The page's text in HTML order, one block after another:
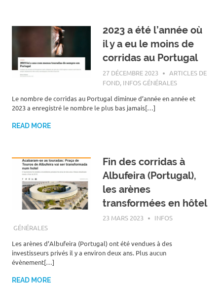
2023 a été l’année où
il y a eu le moins de
corridas au Portugal
27 DÉCEMBRE 2023 ROGER LAHANA
ARTICLES DE
FOND, INFOS GÉNÉRALES
Le nombre de corridas au Portugal diminue d’année en année et
2023 a enregistré le nombre le plus bas jamais[…]
READ MORE
Fin des corridas à
Albufeira (Portugal),
les arènes
transformées en hôtel
23 MARS 2023 ROGER LAHANA
INFOS
GÉNÉRALES
Les arènes d’Albufeira (Portugal) ont été vendues à des
investisseurs privés il y a environ deux ans. Plus aucun
évènement[…]
READ MORE